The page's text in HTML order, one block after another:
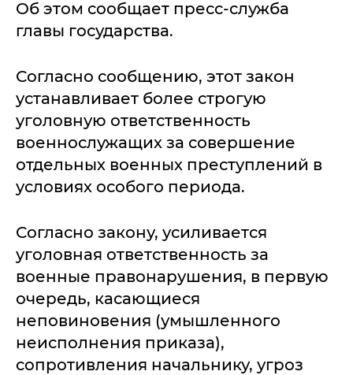
Об этом сообщает пресс-служба
главы государства.
Согласно сообщению, этот закон
устанавливает более строгую
уголовную ответственность
военнослужащих за совершение
отдельных военных преступлений в
условиях особого периода.
Согласно закону, усиливается
уголовная ответственность за
военные правонарушения, в первую
очередь, касающиеся
неповиновения (умышленного
неисполнения приказа),
сопротивления начальнику, угроз